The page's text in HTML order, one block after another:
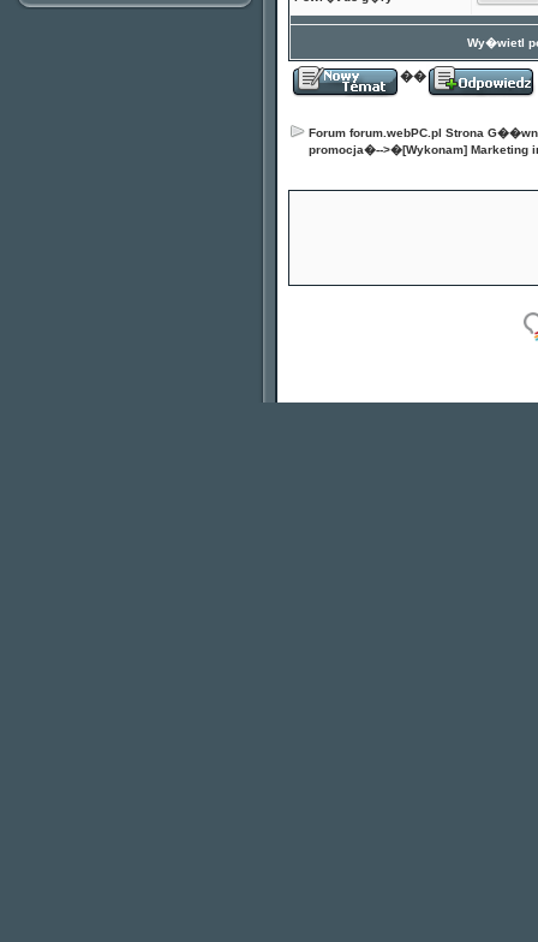
Wy�wietl
��
Forum forum.webPC.pl Strona
promocja�-->�[Wykonam] Marketing